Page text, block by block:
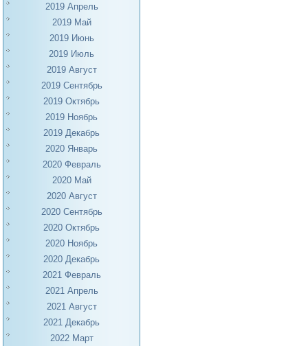
2019 Апрель
2019 Май
2019 Июнь
2019 Июль
2019 Август
2019 Сентябрь
2019 Октябрь
2019 Ноябрь
2019 Декабрь
2020 Январь
2020 Февраль
2020 Май
2020 Август
2020 Сентябрь
2020 Октябрь
2020 Ноябрь
2020 Декабрь
2021 Февраль
2021 Апрель
2021 Август
2021 Декабрь
2022 Март